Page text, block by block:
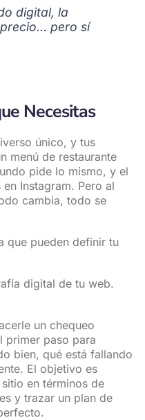
digital, la
pero sí
Necesitas
único, y tus
menú de restaurante
pide lo mismo, y el
Instagram. Pero al
cambia, todo se
que pueden definir tu
digital de tu web.
un chequeo
primer paso para
bien, qué está fallando
El objetivo es
en términos de
y trazar un plan de